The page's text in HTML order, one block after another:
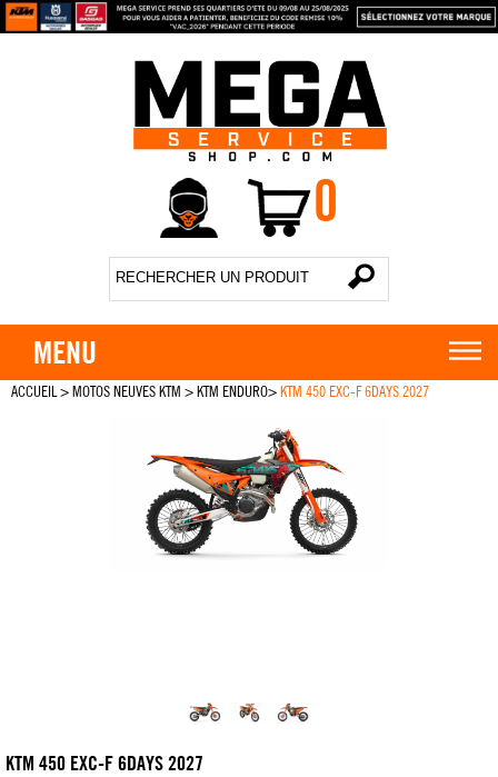
0
MENU
ACCUEIL>MOTOS NEUVES KTM >KTM ENDURO>KTM 450 EXC-F 6DAYS 2027
KTM 450 EXC-F 6DAYS 2027